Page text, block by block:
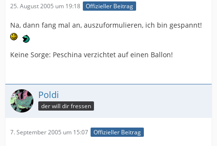
25. August 2005 um 19:18 Offizieller Beitrag
Na, dann fang mal an, auszuformulieren, ich bin gespannt!
Keine Sorge: Peschina verzichtet auf einen Ballon!
Poldi
der will dir fressen
7. September 2005 um 15:07 Offizieller Beitrag